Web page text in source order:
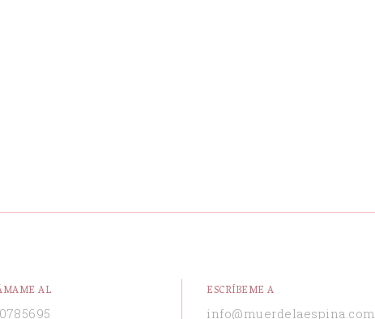
AL ESCRÍBEME A
info@muerdelaespina.com